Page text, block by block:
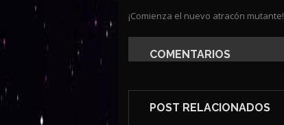
¡Comienza el nuevo atracón mutante!
COMENTARIOS
POST RELACIONADOS